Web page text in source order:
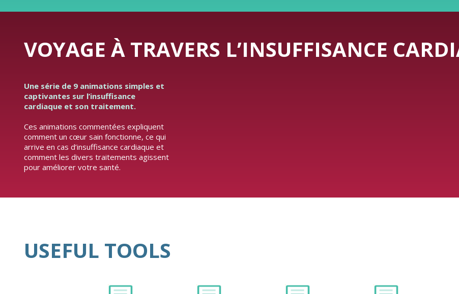
VOYAGE À TRAVERS L’INSUFFISANCE
Une série de 9 animations simples et
captivantes sur l’insuffisance
cardiaque et son traitement.
Ces animations commentées expliquent
comment un cœur sain fonctionne, ce qui
arrive en cas d’insuffisance cardiaque et
comment les divers traitements agissent
pour améliorer votre santé.
USEFUL TOOLS